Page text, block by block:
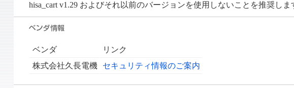
hisa_cart v1.29 およびそれ以前のバージョンを使用しないことを推奨しま
ベンダ
リンク
株式会社久長電機
セキュリティ情報のご案内